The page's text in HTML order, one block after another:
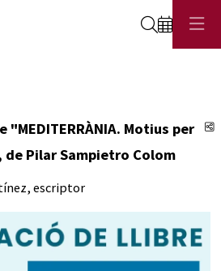
Cerca
Motius per
Pilar Sampietro Colom
escriptor